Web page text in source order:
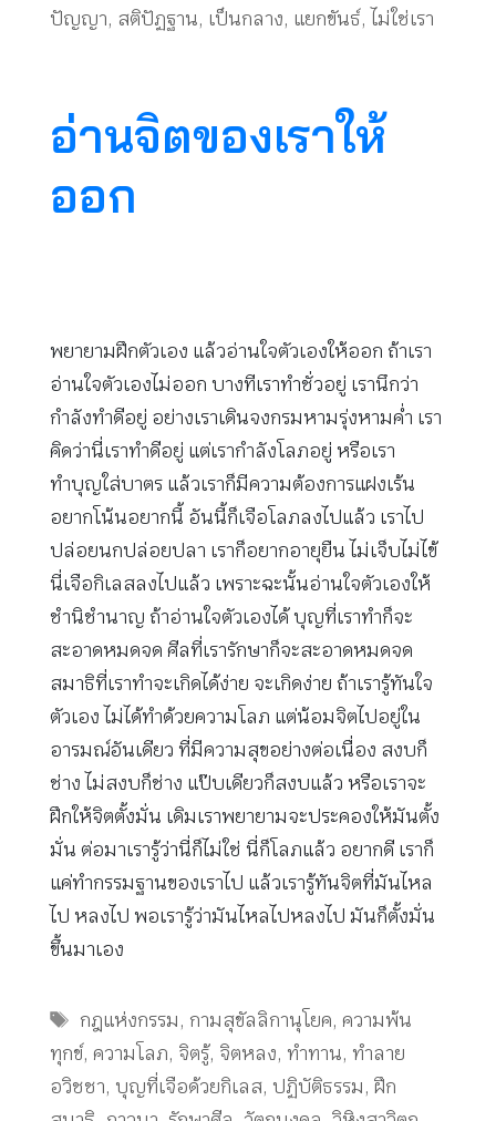
ปัญญา, สติปัฏฐาน, เป็นกลาง, แยกขันธ์, ไม่ใช่เรา
อ่านจิตของเราให้
ออก
พยายามฝึกตัวเอง แล้วอ่านใจตัวเองให้ออก ถ้าเรา
อ่านใจตัวเองไม่ออก บางทีเราทำชั่วอยู่ เรานึกว่า
กำลังทำดีอยู่ อย่างเราเดินจงกรมหามรุ่งหามค่ำ เรา
คิดว่านี่เราทำดีอยู่ แต่เรากำลังโลภอยู่ หรือเรา
ทำบุญใส่บาตร แล้วเราก็มีความต้องการแฝงเร้น
อยากโน้นอยากนี้ อันนี้ก็เจือโลภลงไปแล้ว เราไป
ปล่อยนกปล่อยปลา เราก็อยากอายุยืน ไม่เจ็บไม่ไข้
นี่เจือกิเลสลงไปแล้ว เพราะฉะนั้นอ่านใจตัวเองให้
ชำนิชำนาญ ถ้าอ่านใจตัวเองได้ บุญที่เราทำก็จะ
สะอาดหมดจด ศีลที่เรารักษาก็จะสะอาดหมดจด
สมาธิที่เราทำจะเกิดได้ง่าย จะเกิดง่าย ถ้าเรารู้ทันใจ
ตัวเอง ไม่ได้ทำด้วยความโลภ แต่น้อมจิตไปอยู่ใน
อารมณ์อันเดียว ที่มีความสุขอย่างต่อเนื่อง สงบก็
ช่าง ไม่สงบก็ช่าง แป๊บเดียวก็สงบแล้ว หรือเราจะ
ฝึกให้จิตตั้งมั่น เดิมเราพยายามจะประคองให้มันตั้ง
มั่น ต่อมาเรารู้ว่านี่ก็ไม่ใช่ นี่ก็โลภแล้ว อยากดี เราก็
แค่ทำกรรมฐานของเราไป แล้วเรารู้ทันจิตที่มันไหล
ไป หลงไป พอเรารู้ว่ามันไหลไปหลงไป มันก็ตั้งมั่น
ขึ้นมาเอง
Tags
กฎแห่งกรรม, กามสุขัลลิกานุโยค,ความพ้น
ทุกข์, ความโลภ, จิตรู้, จิตหลง, ทำทาน, ทำลาย
อวิชชา, บุญที่เจือด้วยกิเลส, ปฏิบัติธรรม, ฝึก